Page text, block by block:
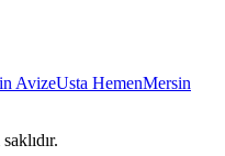
AvizeUsta HemenMersin